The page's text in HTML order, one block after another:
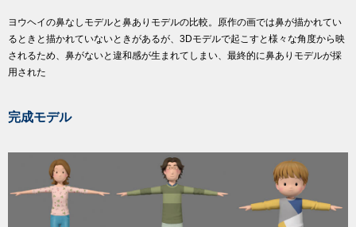
ヨウヘイの鼻なしモデルと鼻ありモデルの比較。原作の画では鼻が描かれてい
るときと描かれていないときがあるが、3Dモデルで起こすと様々な角度から映
されるため、鼻がないと違和感が生まれてしまい、最終的に鼻ありモデルが採
用された
完成モデル